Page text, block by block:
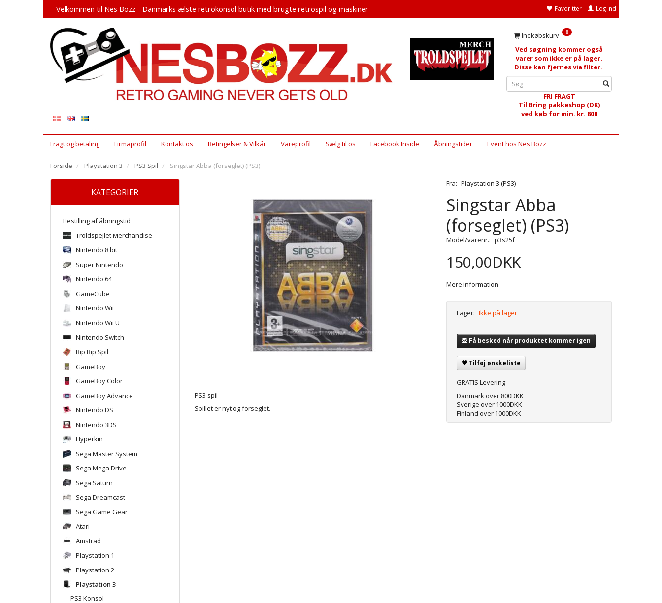
Favoritter Log ind
Velkommen til Nes Bozz - Danmarks ælste retrokonsol butik med brugte retrospil og maskiner
Indkøbskurv 0
Ved søgning kommer også
varer som ikke er på lager.
Disse kan fjernes via filter.
FRI FRAGT
Til Bring pakkeshop (DK)
ved køb for min. kr. 800
Fragt og betaling Firmaprofil Kontakt os Betingelser & Vilkår Vareprofil Sælg til os Facebook Inside Åbningstider Event hos Nes Bozz
Forside Playstation 3 PS3 Spil Singstar Abba (forseglet) (PS3)
KATEGORIER
Bestilling af åbningstid
Troldspejlet Merchandise
Nintendo 8 bit
Super Nintendo
Nintendo 64
GameCube
Nintendo Wii
Nintendo Wii U
Nintendo Switch
Bip Bip Spil
GameBoy
GameBoy Color
GameBoy Advance
Nintendo DS
Nintendo 3DS
Hyperkin
Sega Master System
Sega Mega Drive
Sega Saturn
Sega Dreamcast
Sega Game Gear
Atari
Amstrad
Playstation 1
Playstation 2
Playstation 3
PS3 Konsol
PS3 spil
Spillet er nyt og forseglet.
Fra: Playstation 3 (PS3)
Singstar Abba
(forseglet) (PS3)
Model/varenr.: p3s25f
150,00DKK
Mere information
Lager: Ikke på lager
Få besked når produktet kommer igen
Tilføj ønskeliste
GRATIS Levering
Danmark over 800DKK
Sverige over 1000DKK
Finland over 1000DKK